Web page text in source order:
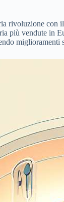
rivoluzione con
più vendute in